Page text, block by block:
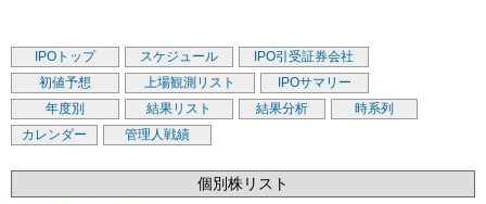
IPOトップ スケジュール
IPO引受証券会社
初値予想
上場観測リスト
IPOサマリー
年度別
結果リスト 結果分析
時系列
カレンダー
管理人戦績
個別株リスト